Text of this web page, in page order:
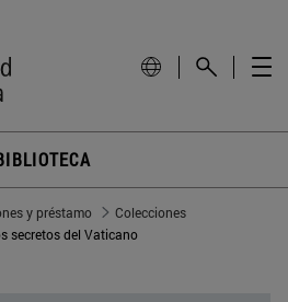
y préstamo
Colecciones
secretos del Vaticano